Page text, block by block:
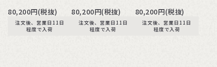
80,200円(税抜)
注文後、営業日11日
程度で入荷
80,200円(税抜)
注文後、営業日11日
程度で入荷
80,200円(税抜)
注文後、営業日11日
程度で入荷